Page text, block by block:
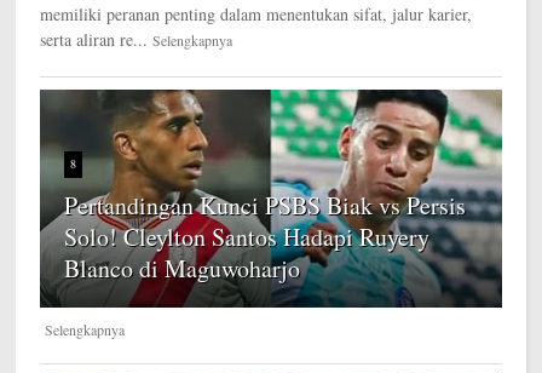
memiliki peranan penting dalam menentukan sifat, jalur karier,
serta aliran re... Selengkapnya
8
Pertandingan Kunci PSBS Biak vs Persis
Solo! Cleylton Santos Hadapi Ruyery
Blanco di Maguwoharjo
Selengkapnya